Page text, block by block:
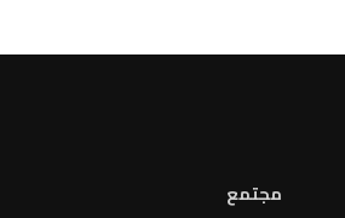
مجتمع